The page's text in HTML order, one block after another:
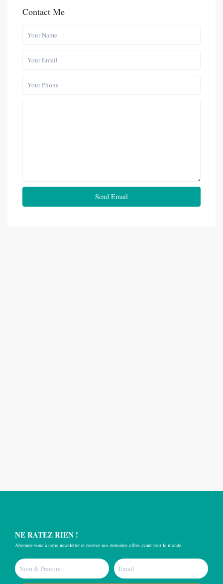
Contact Me
NE RATEZ RIEN !
Abonnez-vous à notre newsletter et recevez nos dernières offres avant tout le monde.